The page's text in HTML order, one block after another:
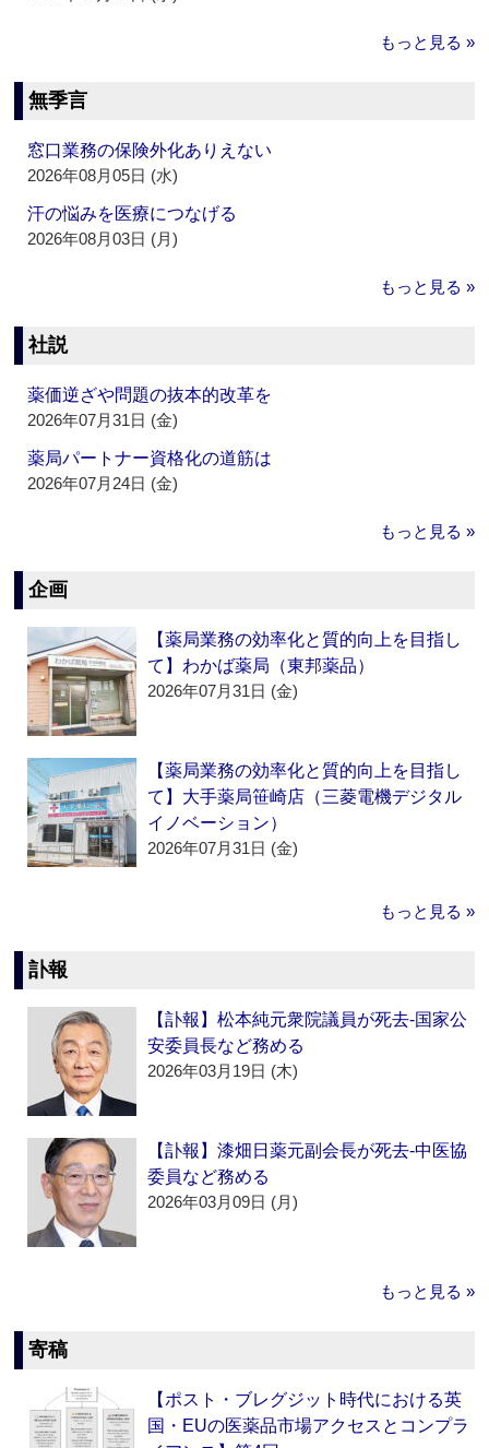
もっと見る »
無季言
窓口業務の保険外化ありえない
2026年08月05日 (水)
汗の悩みを医療につなげる
2026年08月03日 (月)
もっと見る »
社説
薬価逆ざや問題の抜本的改革を
2026年07月31日 (金)
薬局パートナー資格化の道筋は
2026年07月24日 (金)
もっと見る »
企画
【薬局業務の効率化と質的向上を目指し
て】わかば薬局（東邦薬品）
2026年07月31日 (金)
【薬局業務の効率化と質的向上を目指し
て】大手薬局笹崎店（三菱電機デジタル
イノベーション）
2026年07月31日 (金)
もっと見る »
訃報
【訃報】松本純元衆院議員が死去‐国家公
安委員長など務める
2026年03月19日 (木)
【訃報】漆畑日薬元副会長が死去‐中医協
委員など務める
2026年03月09日 (月)
もっと見る »
寄稿
【ポスト・ブレグジット時代における英
国・EUの医薬品市場アクセスとコンプラ